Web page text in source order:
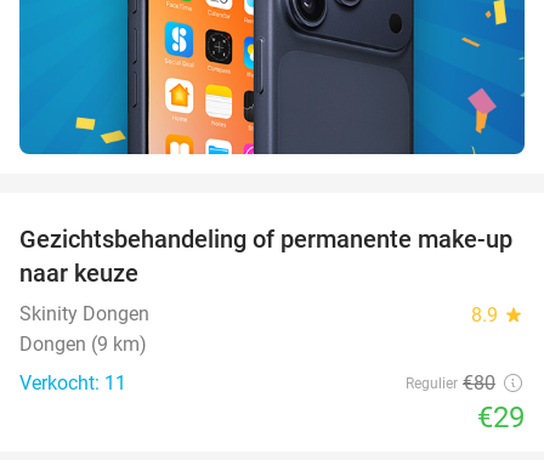
64%
Gezichtsbehandeling of permanente make-up
naar keuze
Skinity Dongen 8.9 star
Dongen (9 km)
Verkocht: 11
Regulier €80
€29